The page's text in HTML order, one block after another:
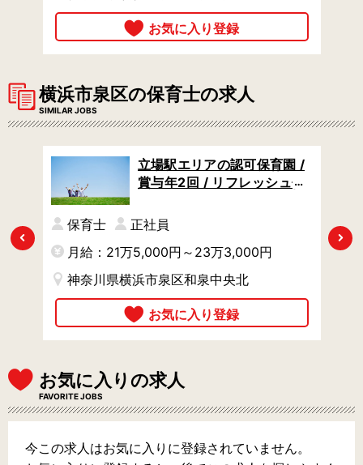
横浜市泉区の保育士の求人
SIMILAR JOBS
Previous
立場駅エリアの認可保育園 /
賞与年2回 / リフレッシュ休
性をはぐくむ
保育士
正社員
月給：21万5,000円～23万3,000円
神奈川県横浜市泉区和泉中央北
Next
お気に入りの求人
FAVORITE JOBS
今この求人はお気に入りに登録されていません。